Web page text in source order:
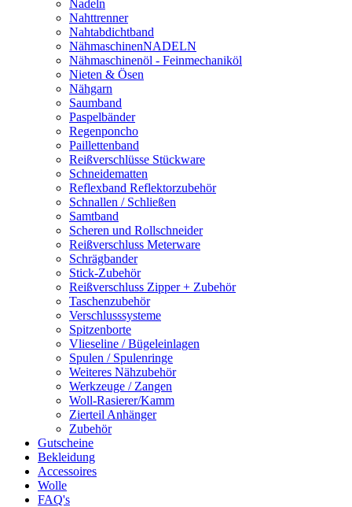
Nadeln
Nahttrenner
Nahtabdichtband
NähmaschinenNADELN
Nähmaschinenöl - Feinmechaniköl
Nieten & Ösen
Nähgarn
Saumband
Paspelbänder
Regenponcho
Paillettenband
Reißverschlüsse Stückware
Schneidematten
Reflexband Reflektorzubehör
Schnallen / Schließen
Samtband
Scheren und Rollschneider
Reißverschluss Meterware
Schrägbander
Stick-Zubehör
Reißverschluss Zipper + Zubehör
Taschenzubehör
Verschlusssysteme
Spitzenborte
Vlieseline / Bügeleinlagen
Spulen / Spulenringe
Weiteres Nähzubehör
Werkzeuge / Zangen
Woll-Rasierer/Kamm
Zierteil Anhänger
Zubehör
Gutscheine
Bekleidung
Accessoires
Wolle
FAQ's